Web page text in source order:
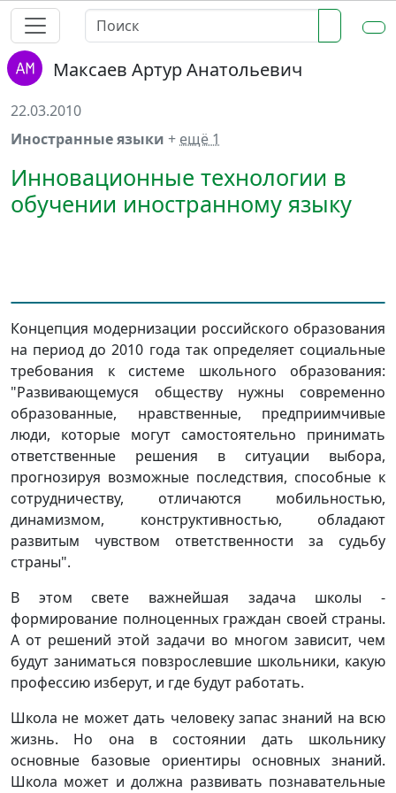
Максаев Артур Анатольевич
22.03.2010
Иностранные языки + ещё 1
Инновационные технологии в
обучении иностранному языку
Концепция модернизации российского образования
на период до 2010 года так определяет социальные
требования к системе школьного образования:
"Развивающемуся обществу нужны современно
образованные, нравственные, предприимчивые
люди, которые могут самостоятельно принимать
ответственные решения в ситуации выбора,
прогнозируя возможные последствия, способные к
сотрудничеству, отличаются мобильностью,
динамизмом, конструктивностью, обладают
развитым чувством ответственности за судьбу
страны".
В этом свете важнейшая задача школы -
формирование полноценных граждан своей страны.
А от решений этой задачи во многом зависит, чем
будут заниматься повзрослевшие школьники, какую
профессию изберут, и где будут работать.
Школа не может дать человеку запас знаний на всю
жизнь. Но она в состоянии дать школьнику
основные базовые ориентиры основных знаний.
Школа может и должна развивать познавательные